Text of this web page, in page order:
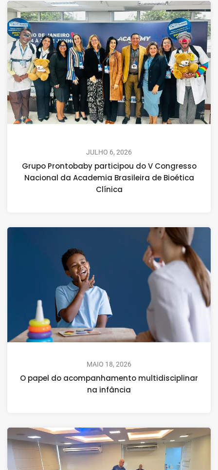
JULHO 6, 2026
Grupo Prontobaby participou do V Congresso
Nacional da Academia Brasileira de Bioética
Clínica
MAIO 18, 2026
O papel do acompanhamento multidisciplinar
na infância